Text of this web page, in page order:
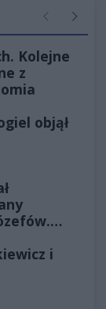
Poprzednie
Kolejne
z
objął
i